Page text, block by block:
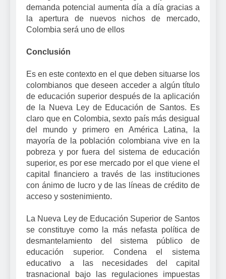
demanda potencial aumenta día a día gracias a
la apertura de nuevos nichos de mercado,
Colombia será uno de ellos
Conclusión
Es en este contexto en el que deben situarse los
colombianos que deseen acceder a algún título
de educación superior después de la aplicación
de la Nueva Ley de Educación de Santos. Es
claro que en Colombia, sexto país más desigual
del mundo y primero en América Latina, la
mayoría de la población colombiana vive en la
pobreza y por fuera del sistema de educación
superior, es por ese mercado por el que viene el
capital financiero a través de las instituciones
con ánimo de lucro y de las líneas de crédito de
acceso y sostenimiento.
La Nueva Ley de Educación Superior de Santos
se constituye como la más nefasta política de
desmantelamiento del sistema público de
educación superior. Condena el sistema
educativo a las necesidades del capital
trasnacional bajo las regulaciones impuestas